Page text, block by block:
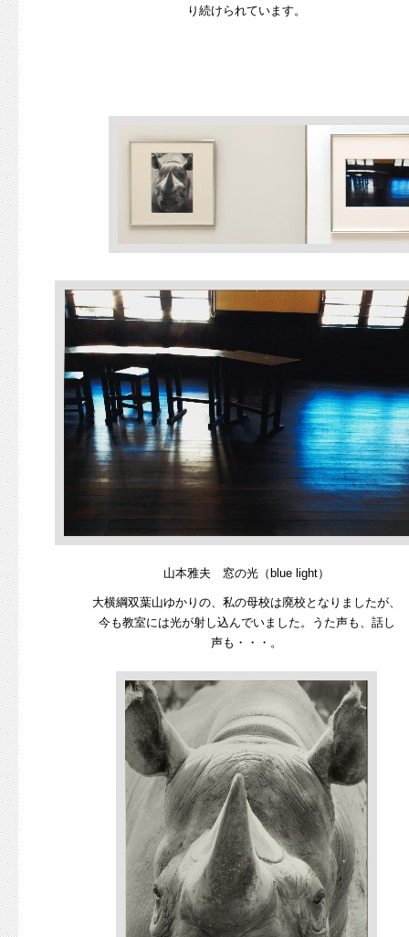
り続けられています。
山本雅夫 窓の光（blue light）
大横綱双葉山ゆかりの、私の母校は廃校となりましたが、
今も教室には光が射し込んでいました。うた声も、話し
声も・・・。